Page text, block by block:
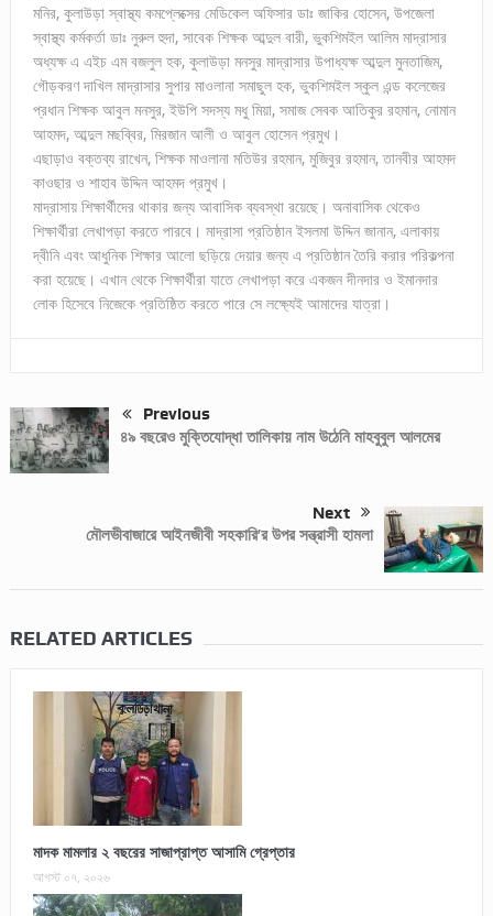
মনির, কুলাউড়া স্বাস্থ্য কমপ্লেক্সের মেডিকেল অফিসার ডাঃ জাকির হোসেন, উপজেলা
স্বাস্থ্য কর্মকর্তা ডাঃ নুরুল হুদা, সাবেক শিক্ষক আব্দুল বারী, ভুকশিমইল আলিম মাদ্রাসার
অধ্যক্ষ এ এইচ এম বজলুল হক, কুলাউড়া মনসুর মাদ্রাসার উপাধ্যক্ষ আব্দুল মুনতাজিম,
গৌড়করণ দাখিল মাদ্রাসার সুপার মাওলানা সমাছুল হক, ভুকশিমইল স্কুল এন্ড কলেজের
প্রধান শিক্ষক আবুল মনসুর, ইউপি সদস্য মধু মিয়া, সমাজ সেবক আতিকুর রহমান, নোমান
আহমদ, আব্দুল মছব্বির, মিরজান আলী ও আবুল হোসেন প্রমুখ।
এছাড়াও বক্তব্য রাখেন, শিক্ষক মাওলানা মতিউর রহমান, মুজিবুর রহমান, তানবীর আহমদ
কাওছার ও শাহাব উদ্দিন আহমদ প্রমুখ।
মাদ্রাসায় শিক্ষার্থীদের থাকার জন্য আবাসিক ব্যবস্থা রয়েছে। অনাবাসিক থেকেও
শিক্ষার্থীরা লেখাপড়া করতে পারবে। মাদ্রাসা প্রতিষ্ঠান ইসলমা উদ্দিন জানান, এলাকায়
দ্বীনি এবং আধুনিক শিক্ষার আলো ছড়িয়ে দেয়ার জন্য এ প্রতিষ্ঠান তৈরি করার পরিকল্পনা
করা হয়েছে। এখান থেকে শিক্ষার্থীরা যাতে লেখাপড়া করে একজন দীনদার ও ইমানদার
লোক হিসেবে নিজেকে প্রতিষ্ঠিত করতে পারে সে লক্ষ্যেই আমাদের যাত্রা।
Previous
৪৯ বছরেও মুক্তিযোদ্ধা তালিকায় নাম উঠেনি মাহবুবুল আলমের
Next
মৌলভীবাজারে আইনজীবী সহকারি’র উপর সন্ত্রাসী হামলা
RELATED ARTICLES
মাদক মামলার ২ বছরের সাজাপ্রাপ্ত আসামি গ্রেপ্তার
আগস্ট ০৭, ২০২৬